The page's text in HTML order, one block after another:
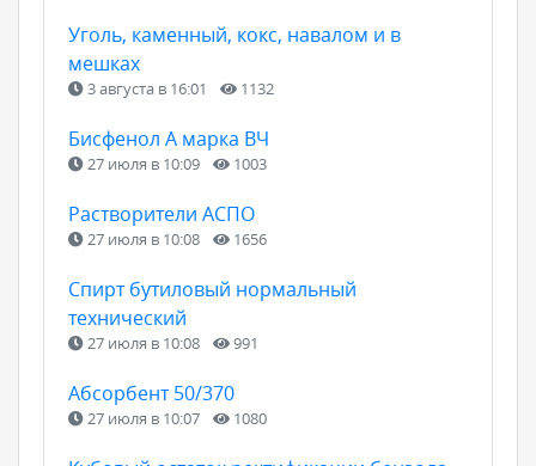
Уголь, каменный, кокс, навалом и в
мешках
3 августа в 16:01 1132
Бисфенол А марка ВЧ
27 июля в 10:09 1003
Растворители АСПО
27 июля в 10:08 1656
Спирт бутиловый нормальный
технический
27 июля в 10:08 991
Абсорбент 50/370
27 июля в 10:07 1080